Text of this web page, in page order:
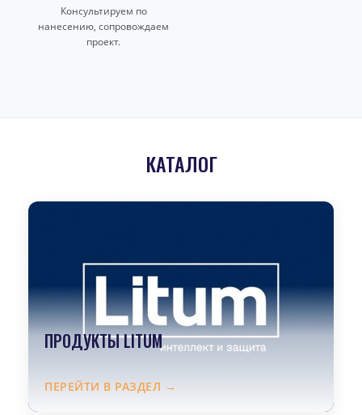
Консультируем по
нанесению, сопровождаем
проект.
КАТАЛОГ
ПРОДУКТЫ LITUM
ПЕРЕЙТИ В РАЗДЕЛ →